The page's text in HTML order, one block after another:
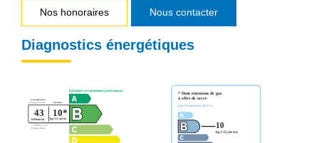
Nos honoraires Nous contacter
Diagnostics énergétiques